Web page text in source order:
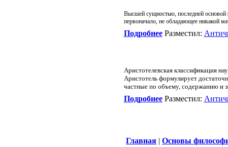
Высшей сущностью, последней
первоначало, не обладающее никакой
ПодробнееРазместил:
Аристотелевская классификация
Аристотель формулирует
частные по объему, содержанию и
ПодробнееРазместил:
Главная | Основы